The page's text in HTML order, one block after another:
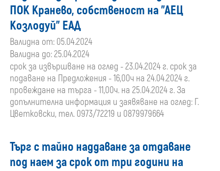
ПОК Кранево, собственост на "АЕЦ
Козлодуй" ЕАД
Валидна от: 05.04.2024
Валидна до: 25.04.2024
срок за извършване на оглед - 23.04.2024 г. срок за
подаване на Предложения - 16,00ч на 24.04.2024 г.
провеждане на търга - 11,00ч. на 25.04.2024 г. За
допълнителна информация и заявяване на оглед: Г.
Цветковски, тел. 0973/72219 и 0879979664
Търг с тайно наддаване за отдаване
под наем за срок от три години на